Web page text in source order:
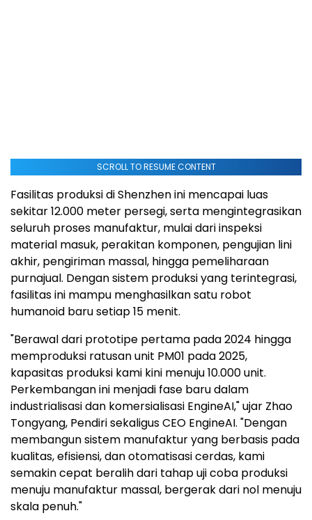
SCROLL TO RESUME CONTENT
Fasilitas produksi di Shenzhen ini mencapai luas
sekitar 12.000 meter persegi, serta mengintegrasikan
seluruh proses manufaktur, mulai dari inspeksi
material masuk, perakitan komponen, pengujian lini
akhir, pengiriman massal, hingga pemeliharaan
purnajual. Dengan sistem produksi yang terintegrasi,
fasilitas ini mampu menghasilkan satu robot
humanoid baru setiap 15 menit.
"Berawal dari prototipe pertama pada 2024 hingga
memproduksi ratusan unit PM01 pada 2025,
kapasitas produksi kami kini menuju 10.000 unit.
Perkembangan ini menjadi fase baru dalam
industrialisasi dan komersialisasi EngineAI," ujar Zhao
Tongyang, Pendiri sekaligus CEO EngineAI. "Dengan
membangun sistem manufaktur yang berbasis pada
kualitas, efisiensi, dan otomatisasi cerdas, kami
semakin cepat beralih dari tahap uji coba produksi
menuju manufaktur massal, bergerak dari nol menuju
skala penuh."